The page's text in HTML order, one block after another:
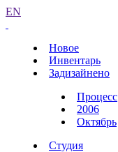
EN
Новое
Инвентарь
Задизайнено
Процесс
2006
Октябрь
Студия